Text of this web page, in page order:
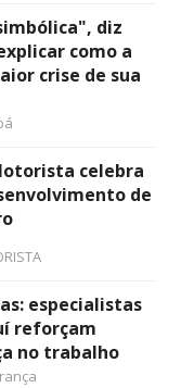
diz
como a
crise de sua
celebra
de
especialistas
reforçam
no trabalho